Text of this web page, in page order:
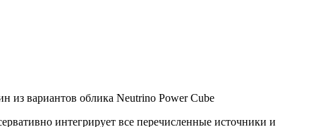
из вариантов облика Neutrino Power Cube
интегрирует все перечисленные источники и